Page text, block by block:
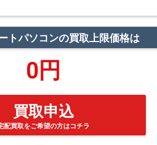
トパソコンの買取上限価格は
0円
買取申込
配買取をご希望の方はコチラ